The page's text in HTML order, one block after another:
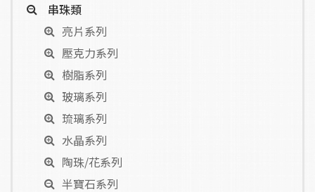
串珠類
亮片系列
壓克力系列
樹脂系列
玻璃系列
琉璃系列
水晶系列
陶珠/花系列
半寶石系列